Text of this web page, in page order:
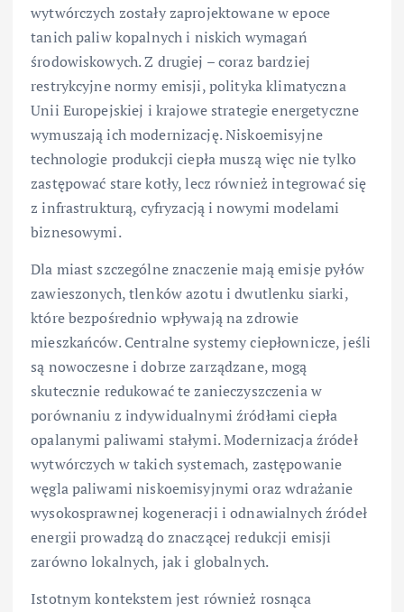
wytwórczych zostały zaprojektowane w epoce
tanich paliw kopalnych i niskich wymagań
środowiskowych. Z drugiej – coraz bardziej
restrykcyjne normy emisji, polityka klimatyczna
Unii Europejskiej i krajowe strategie energetyczne
wymuszają ich modernizację. Niskoemisyjne
technologie produkcji ciepła muszą więc nie tylko
zastępować stare kotły, lecz również integrować się
z infrastrukturą, cyfryzacją i nowymi modelami
biznesowymi.
Dla miast szczególne znaczenie mają emisje pyłów
zawieszonych, tlenków azotu i dwutlenku siarki,
które bezpośrednio wpływają na zdrowie
mieszkańców. Centralne systemy ciepłownicze, jeśli
są nowoczesne i dobrze zarządzane, mogą
skutecznie redukować te zanieczyszczenia w
porównaniu z indywidualnymi źródłami ciepła
opalanymi paliwami stałymi. Modernizacja źródeł
wytwórczych w takich systemach, zastępowanie
węgla paliwami niskoemisyjnymi oraz wdrażanie
wysokosprawnej kogeneracji i odnawialnych źródeł
energii prowadzą do znaczącej redukcji emisji
zarówno lokalnych, jak i globalnych.
Istotnym kontekstem jest również rosnąca